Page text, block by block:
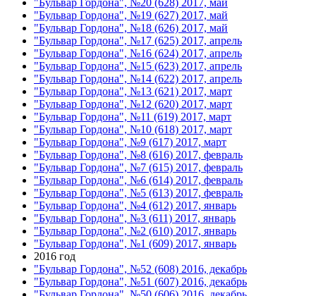
"Бульвар Гордона", №19 (627) 2017, май
"Бульвар Гордона", №18 (626) 2017, май
"Бульвар Гордона", №17 (625) 2017, апрель
"Бульвар Гордона", №16 (624) 2017, апрель
"Бульвар Гордона", №15 (623) 2017, апрель
"Бульвар Гордона", №14 (622) 2017, апрель
"Бульвар Гордона", №13 (621) 2017, март
"Бульвар Гордона", №12 (620) 2017, март
"Бульвар Гордона", №11 (619) 2017, март
"Бульвар Гордона", №10 (618) 2017, март
"Бульвар Гордона", №9 (617) 2017, март
"Бульвар Гордона", №8 (616) 2017, февраль
"Бульвар Гордона", №7 (615) 2017, февраль
"Бульвар Гордона", №6 (614) 2017, февраль
"Бульвар Гордона", №5 (613) 2017, февраль
"Бульвар Гордона", №4 (612) 2017, январь
"Бульвар Гордона", №3 (611) 2017, январь
"Бульвар Гордона", №2 (610) 2017, январь
"Бульвар Гордона", №1 (609) 2017, январь
2016 год
"Бульвар Гордона", №52 (608) 2016, декабрь
"Бульвар Гордона", №51 (607) 2016, декабрь